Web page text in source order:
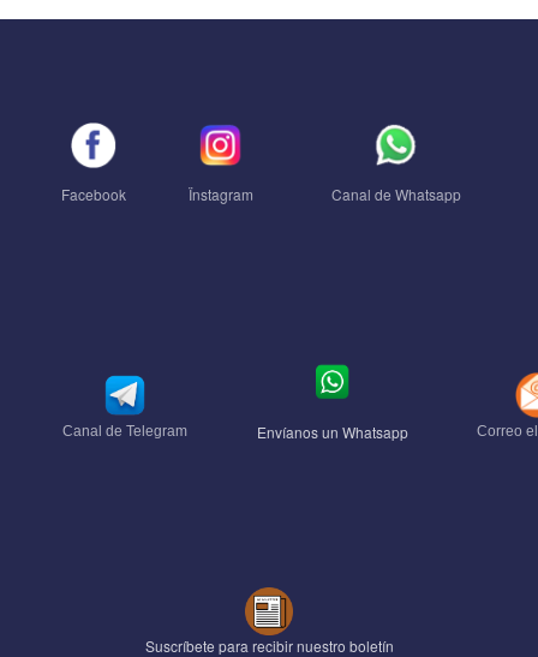
Facebook Ïnstagram Canal de Whatsapp
Canal de Telegram Envíanos un Whatsapp Correo
Suscríbete para recibir nuestro boletín